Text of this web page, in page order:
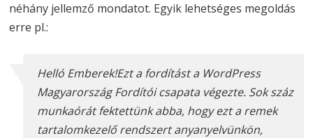
néhány jellemző mondatot. Egyik lehetséges megoldás
erre pl.:
Helló Emberek!Ezt a fordítást a WordPress
Magyarország Fordítói csapata végezte. Sok száz
munkaórát fektettünk abba, hogy ezt a remek
tartalomkezelő rendszert anyanyelvünkön,